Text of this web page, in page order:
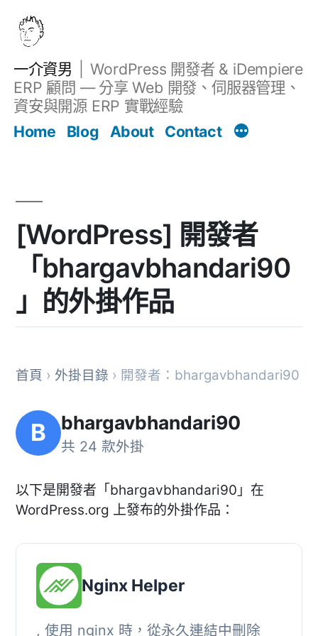
一介資男
WordPress 開發者 & iDempiere
ERP 顧問 — 分享 Web 開發、伺服器管理、
資安與開源 ERP 實戰經驗
Home
Blog About Contact
[WordPress] 開發者
「bhargavbhandari90
」的外掛作品
首頁 › 外掛目錄 › 開發者：bhargavbhandari90
B bhargavbhandari90
共 24 款外掛
以下是開發者「bhargavbhandari90」在
WordPress.org 上發布的外掛作品：
Nginx Helper
, 使用 nginx 時，從永久連結中刪除
文章